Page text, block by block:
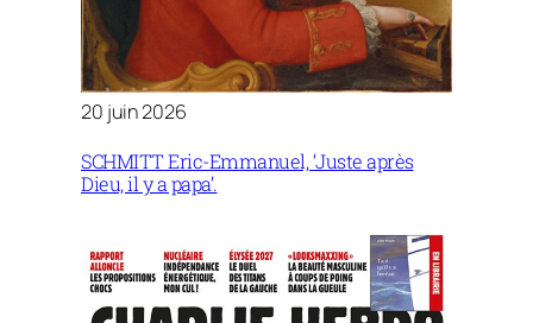
20 juin 2026
SCHMITT Eric-Emmanuel, ‘Juste après
Dieu, il y a papa’.